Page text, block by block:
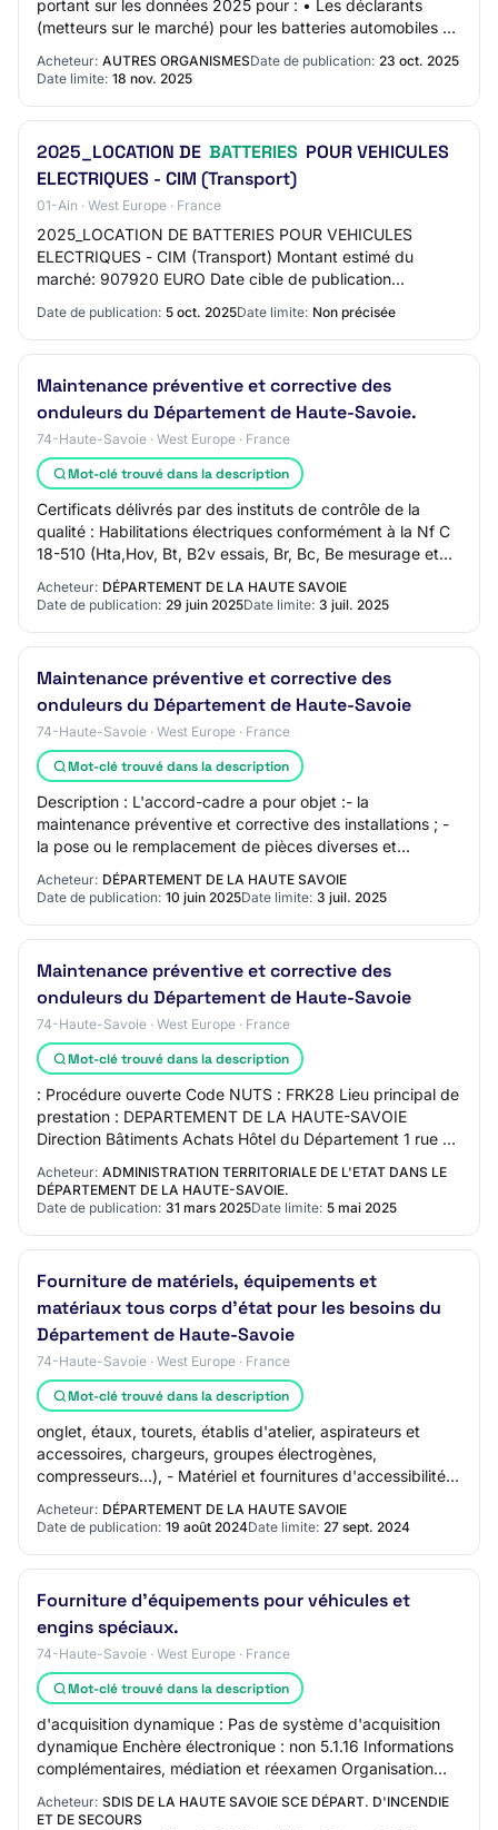
portant sur les données 2025 pour : • Les déclarants
(metteurs sur le marché) pour les batteries automobiles et
Acheteur: AUTRES ORGANISMESDate de publication: 23 oct. 2025
Date limite: 18 nov. 2025
2025_LOCATION DE BATTERIES POUR VEHICULES
ELECTRIQUES - CIM (Transport)
01-Ain · West Europe · France
2025_LOCATION DE BATTERIES POUR VEHICULES
ELECTRIQUES - CIM (Transport) Montant estimé du
marché: 907920 EURO Date cible de publication
05
Date de publication: 5 oct. 2025Date limite: Non précisée
Maintenance préventive et corrective des
onduleurs du Département de Haute-Savoie.
74-Haute-Savoie · West Europe · France
Mot-clé trouvé dans la description
Certificats délivrés par des instituts de contrôle de la
qualité : Habilitations électriques conformément à la Nf C
18-510 (Hta,Hov, Bt, B2v essais, Br, Bc, Be mesurage et
manoeuvre, B2t (Batteries e…
Acheteur: DÉPARTEMENT DE LA HAUTE SAVOIE
Date de publication: 29 juin 2025Date limite: 3 juil. 2025
Maintenance préventive et corrective des
onduleurs du Département de Haute-Savoie
74-Haute-Savoie · West Europe · France
Mot-clé trouvé dans la description
Description : L'accord-cadre a pour objet :- la
maintenance préventive et corrective des installations ; -
la pose ou le remplacement de pièces diverses et
batteries, inclus ou non dans le forfait ;…
Acheteur: DÉPARTEMENT DE LA HAUTE SAVOIE
Date de publication: 10 juin 2025Date limite: 3 juil. 2025
Maintenance préventive et corrective des
onduleurs du Département de Haute-Savoie
74-Haute-Savoie · West Europe · France
Mot-clé trouvé dans la description
: Procédure ouverte Code NUTS : FRK28 Lieu principal de
prestation : DEPARTEMENT DE LA HAUTE-SAVOIE
Direction Bâtiments Achats Hôtel du Département 1 rue du
Acheteur: ADMINISTRATION TERRITORIALE DE L'ETAT DANS LE
DÉPARTEMENT DE LA HAUTE-SAVOIE.
Date de publication: 31 mars 2025Date limite: 5 mai 2025
Fourniture de matériels, équipements et
matériaux tous corps d'état pour les besoins du
Département de Haute-Savoie
74-Haute-Savoie · West Europe · France
Mot-clé trouvé dans la description
onglet, étaux, tourets, établis d'atelier, aspirateurs et
accessoires, chargeurs, groupes électrogènes,
compresseurs…), - Matériel et fournitures d'accessibilité,
sécurité et agencement extérieur (ac…
Acheteur: DÉPARTEMENT DE LA HAUTE SAVOIE
Date de publication: 19 août 2024Date limite: 27 sept. 2024
Fourniture d'équipements pour véhicules et
engins spéciaux.
74-Haute-Savoie · West Europe · France
Mot-clé trouvé dans la description
d'acquisition dynamique : Pas de système d'acquisition
dynamique Enchère électronique : non 5.1.16 Informations
complémentaires, médiation et réexamen Organisation
Acheteur: SDIS DE LA HAUTE SAVOIE SCE DÉPART. D'INCENDIE
ET DE SECOURS